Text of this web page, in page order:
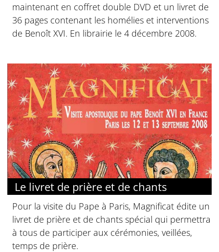
maintenant en coffret double DVD et un livret de
36 pages contenant les homélies et interventions
de Benoît XVI. En librairie le 4 décembre 2008.
Le livret de prière et de chants
Pour la visite du Pape à Paris, Magnificat édite un
livret de prière et de chants spécial qui permettra
à tous de participer aux cérémonies, veillées,
temps de prière.